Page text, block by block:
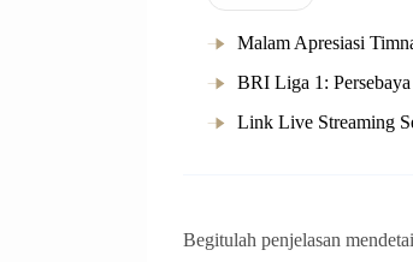
Malam Apresiasi
BRI Liga 1:
Link Live Streaming
Begitulah penjelasan